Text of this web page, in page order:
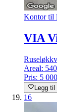
Kontor til
VIA
Areal:
Pris: 5
Legg
16